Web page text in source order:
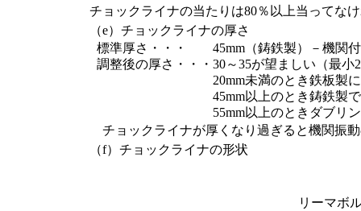
チョックライナの当たりは80％以上当ってな
（e）チョックライナの厚さ
標準厚さ・・・
45mm（鋳鉄製）－機関
調整後の厚さ・・・ 30～35が望ましい（最小
20mm未満のとき鉄板製
45mm以上のとき鋳鉄製
55mm以上のときダブリ
チョックライナが厚くなり過ぎると機関振
（f）チョックライナの形状
リーマボ